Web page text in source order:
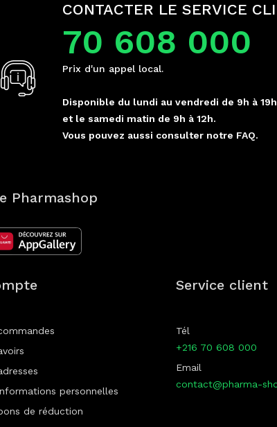
CONTACTER LE SERVICE
70 608 000
Prix d'un appel local.
Disponible du lundi au vendredi de 9h à 19h
et le samedi matin de 9h à 12h.
Vous pouvez aussi consulter notre FAQ.
Pharmashop
personnelles
de réduction
Service client
Tél
+216 70 608 000
Email
contact@pharma-